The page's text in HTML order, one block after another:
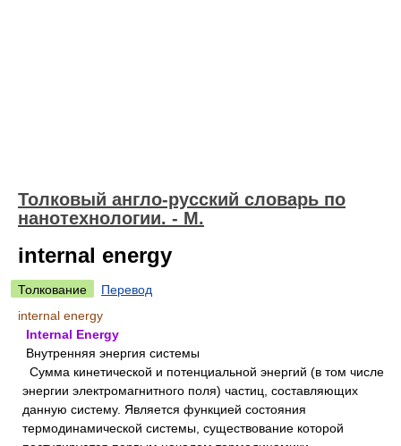
Толковый англо-русский словарь по
нанотехнологии. - М.
internal energy
Толкование
Перевод
internal energy
Internal Energy
Внутренняя энергия системы
Сумма кинетической и потенциальной энергий (в том числе
энергии электромагнитного поля) частиц, составляющих
данную систему. Является функцией состояния
термодинамической системы, существование которой